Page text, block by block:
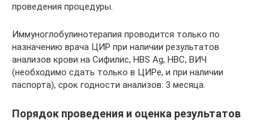
проведения процедуры.
Иммуноглобулинотерапия проводится только по
назначению врача ЦИР при наличии результатов
анализов крови на Сифилис, HBS Ag, HBC, ВИЧ
(необходимо сдать только в ЦИРе, и при наличии
паспорта), срок годности анализов: 3 месяца.
Порядок проведения и оценка результатов